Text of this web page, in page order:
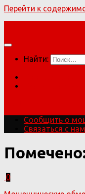
Перейти к
Найти:
Сообщить о
Связаться с
0